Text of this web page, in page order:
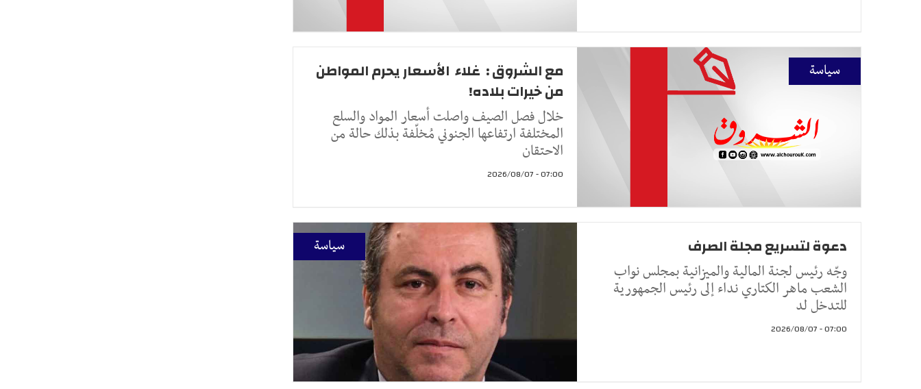
سياسة
مع الشروق : غلاء الأسعار يحرم المواطن
من خيرات بلاده!
خلال فصل الصيف واصلت أسعار المواد والسلع
المختلفة ارتفاعها الجنوني مُخلّفة بذلك حالة من
الاحتقان
07:00 - 2026/08/07
سياسة دعوة لتسريع مجلة الصرف
وجّه رئيس لجنة المالية والميزانية بمجلس نواب
الشعب ماهر الكتاري نداء إلى رئيس الجمهورية
للتدخل لد
07:00 - 2026/08/07